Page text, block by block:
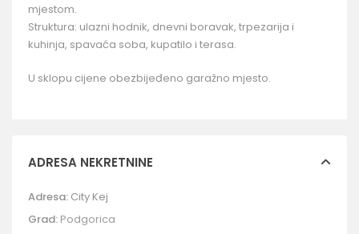
mjestom.
Struktura: ulazni hodnik, dnevni boravak, trpezarija i
kuhinja, spavaća soba, kupatilo i terasa.
U sklopu cijene obezbijeđeno garažno mjesto.
ADRESA NEKRETNINE
Adresa: City Kej
Grad: Podgorica